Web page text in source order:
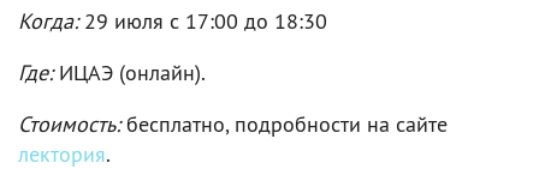
Когда:29 июля c 17:00 до 18:30
Где:ИЦАЭ (онлайн).
Стоимость:бесплатно, подробности на сайте
лектория.